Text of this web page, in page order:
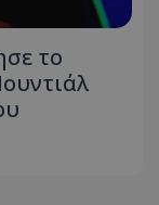
το